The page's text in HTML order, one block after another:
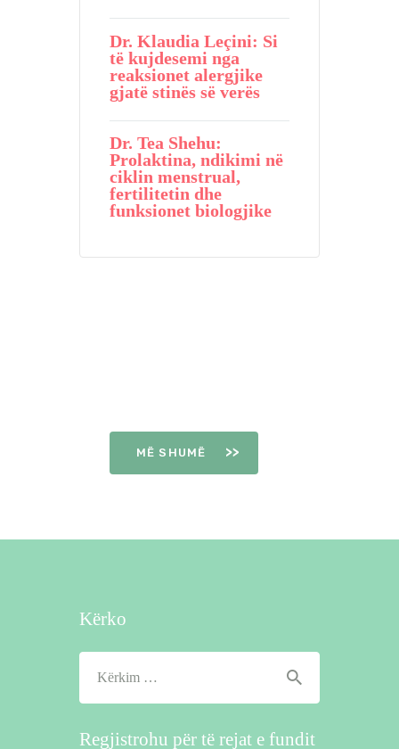
Dr. Klaudia Leçini: Si
të kujdesemi nga
reaksionet alergjike
gjatë stinës së verës
Dr. Tea Shehu:
Prolaktina, ndikimi në
ciklin menstrual,
fertilitetin dhe
funksionet biologjike
MË SHUMË
Kërko
për:
Regjistrohu për të rejat e fundit